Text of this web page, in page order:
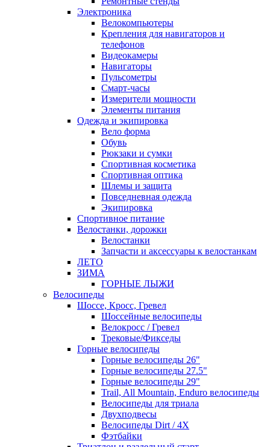
Электроника
Велокомпьютеры
Крепления для навигаторов и
телефонов
Видеокамеры
Навигаторы
Пульсометры
Смарт-часы
Измерители мощности
Элементы питания
Одежда и экипировка
Вело форма
Обувь
Рюкзаки и сумки
Спортивная косметика
Спортивная оптика
Шлемы и защита
Повседневная одежда
Экипировка
Спортивное питание
Велостанки, дорожки
Велостанки
Запчасти и аксессуары к велостанкам
ЛЕТО
ЗИМА
ГОРНЫЕ ЛЫЖИ
Велосипеды
Шоссе, Кросс, Гревел
Шоссейные велосипеды
Велокросс / Гревел
Трековые/Фикседы
Горные велосипеды
Горные велосипеды 26"
Горные велосипеды 27.5"
Горные велосипеды 29"
Trail, All Mountain, Enduro велосипеды
Велосипеды для триала
Двухподвесы
Велосипеды Dirt / 4X
Фэтбайки